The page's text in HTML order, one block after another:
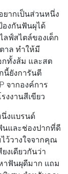
ยากเป็นส่วนหนึ่ง
องกันฟันผุได้
ฟ์สไตล์ของเด็ก
าล ทำให้มี
ทั้งส้ม และสต
นี้ยังการันตี
จากองค์การ
งงานสีเขียว
นึ่งแบรนด์
และช่องปากที่ดี
ว้วางใจจากคุณ
งเดียวกันว่า
าฟันผุดีมาก แถม